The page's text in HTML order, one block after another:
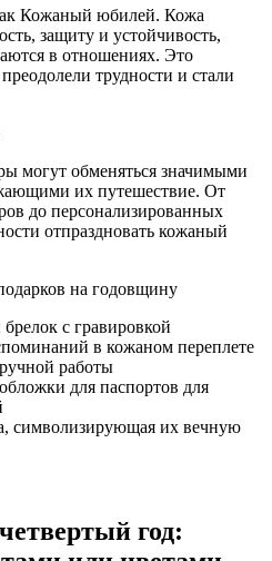
Кожаный юбилей. Кожа
защиту и устойчивость,
в отношениях. Это
трудности и стали
могут обменяться значимыми
их путешествие. От
до персонализированных
отпраздновать кожаный
на годовщину
с гравировкой
в кожаном переплете
работы
для паспортов для
символизирующая их вечную
год: